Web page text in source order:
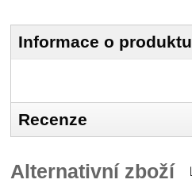
Informace o produktu
Recenze
Recenze
Alternativní zboží